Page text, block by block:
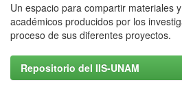
Un espacio para compartir materiales
académicos producidos por los
proceso de sus diferentes proyectos.
Repositorio del IIS-UNAM